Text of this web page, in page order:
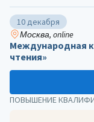
ПОВЫШЕНИЕ
10 декабря
Москва, online
Международная
чтения»